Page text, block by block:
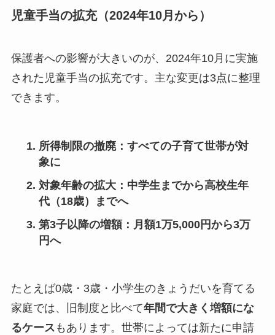
児童手当の拡充（2024年10月から）
保護者への影響が大きいのが、2024年10月に実施
された児童手当の拡充です。主な変更は3点に整理
できます。
所得制限の撤廃：すべての子育て世帯が対
象に
対象年齢の拡大：中学生までから高校生年
代（18歳）までへ
第3子以降の増額：月額1万5,000円から3万
円へ
たとえば0歳・3歳・小学生のきょうだいを育てる
家庭では、旧制度と比べて年間で大きく増額にな
るケース もあります。世帯によっては新たに申請